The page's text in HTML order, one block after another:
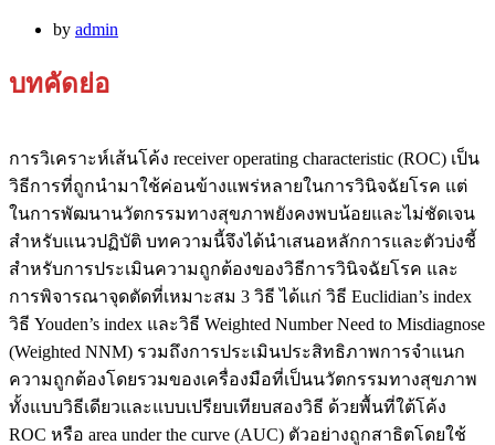
by admin
บทคัดย่อ
การวิเคราะห์เส้นโค้ง receiver operating characteristic (ROC) เป็น
วิธีการที่ถูกนำมาใช้ค่อนข้างแพร่หลายในการวินิจฉัยโรค แต่
ในการพัฒนานวัตกรรมทางสุขภาพยังคงพบน้อยและไม่ชัดเจน
สำหรับแนวปฏิบัติ บทความนี้จึงได้นำเสนอหลักการและตัวบ่งชี้
สำหรับการประเมินความถูกต้องของวิธีการวินิจฉัยโรค และ
การพิจารณาจุดตัดที่เหมาะสม 3 วิธี ได้แก่ วิธี Euclidian’s index
วิธี Youden’s index และวิธี Weighted Number Need to Misdiagnose
(Weighted NNM) รวมถึงการประเมินประสิทธิภาพการจำแนก
ความถูกต้องโดยรวมของเครื่องมือที่เป็นนวัตกรรมทางสุขภาพ
ทั้งแบบวิธีเดียวและแบบเปรียบเทียบสองวิธี ด้วยพื้นที่ใต้โค้ง
ROC หรือ area under the curve (AUC) ตัวอย่างถูกสาธิตโดยใช้